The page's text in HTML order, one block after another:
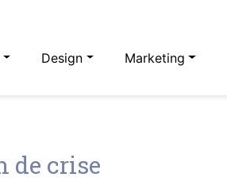
Design Marketing
de crise